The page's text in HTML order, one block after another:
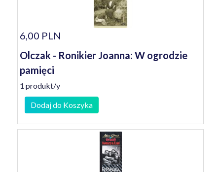
6,00 PLN
Olczak - Ronikier Joanna: W ogrodzie
pamięci
1 produkt/y
Dodaj do Koszyka